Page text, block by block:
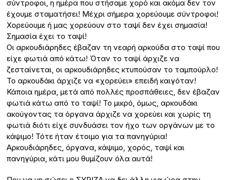
σύντροφοι, η ημέρα που στήσαμε χορό και ακόμα δεν τον
έχουμε σταματήσει! Μέχρι σήμερα χορεύουμε σύντροφοι!
Χορεύουμε ή μας χορεύουν στο ταψί δεν έχει σημασία!
Σημασία έχει το ταψί!
Οι αρκουδιάρηδες έβαζαν τη νεαρή αρκούδα στο ταψί που
είχε φωτιά από κάτω! Όταν το ταψί άρχιζε να
ζεσταίνεται, οι αρκουδιάρηδες κτυπούσαν το ταμπούρλο!
Το αρκουδάκι άρχιζε να «χορεύει» επειδή καιγόταν!
Κάποια ημέρα, μετά από πολλές προσπάθειες, δεν έβαζαν
φωτιά κάτω από το ταψί! Το μικρό, όμως, αρκουδάκι
ακούγοντας τα όργανα άρχιζε να χορεύει και χωρίς τη
φωτιά διότι είχε συνδυάσει τον ήχο των οργάνων με το
κάψιμο! Τότε ήταν έτοιμο για τα πανηγύρια!
Αρκουδιάρηδες, όργανα, κάψιμο, χορός, ταψί και
πανηγύρια, κάτι μου θυμίζουν όλα αυτά!